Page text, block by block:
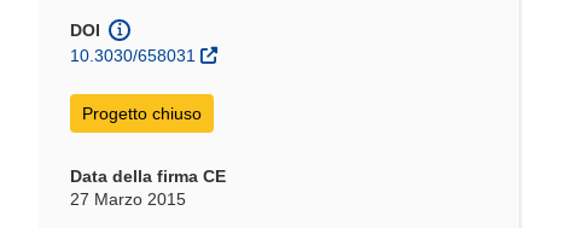
DOI
10.3030/658031
Progetto chiuso
Data della firma CE
27 Marzo 2015